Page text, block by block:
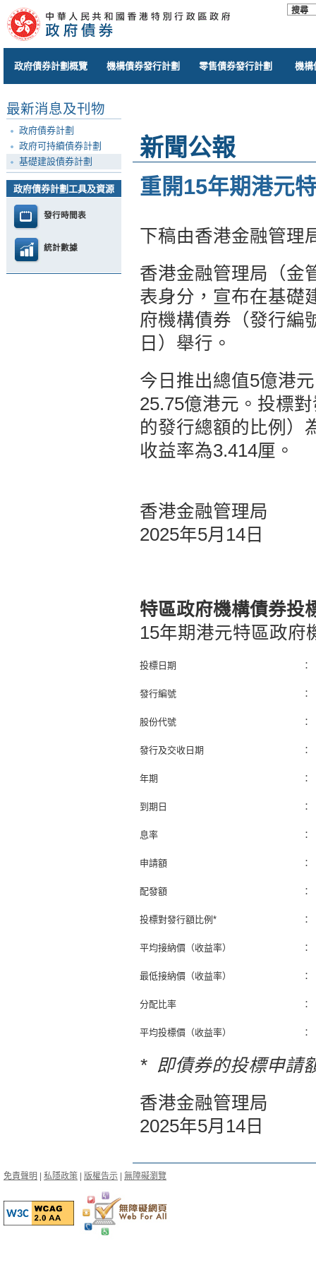
政府債券計劃概覽 機構債券發行計劃 零售債券發行計劃 機構
最新消息及刊物
政府債券計劃
政府可持續債券計劃
基礎建設債券計劃
政府債券計劃工具及資源
發行時間表
統計數據
新聞公報
重開15年期港元
下稿由香港金融管理
香港金融管理局（金
表身分，宣布在基礎
府機構債券（發行編
日）舉行。
今日推出總值5億港
25.75億港元。投標
的發行總額的比例）
收益率為3.414厘。
香港金融管理局
2025年5月14日
特區政府機構債券投
15年期港元特區政府
投標日期 ：
發行編號 ：
股份代號 ：
發行及交收日期 ：
年期 ：
到期日 ：
息率 ：
申請額 ：
配發額 ：
投標對發行額比例* ：
平均接納價（收益率） ：
最低接納價（收益率） ：
分配比率 ：
平均投標價（收益率） ：
* 即債券的投標申請
香港金融管理局
2025年5月14日
免責聲明 私隱政策 版權告示 無障礙瀏覽